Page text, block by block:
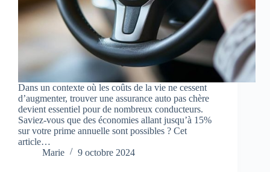
Dans un contexte où les coûts de la vie ne cessent
d’augmenter, trouver une assurance auto pas chère
devient essentiel pour de nombreux conducteurs.
Saviez-vous que des économies allant jusqu’à 15%
sur votre prime annuelle sont possibles ? Cet
article…
Marie
9 octobre 2024